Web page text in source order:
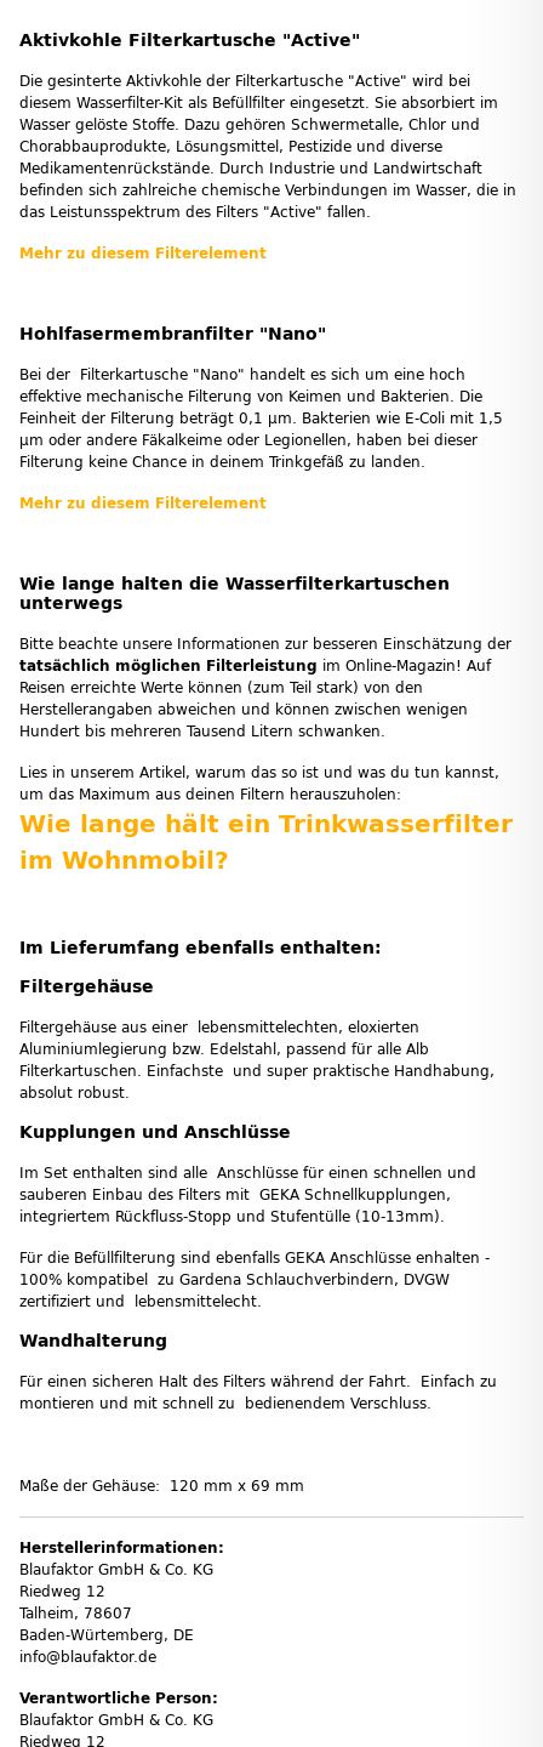
Aktivkohle Filterkartusche "Active"
Die gesinterte Aktivkohle der Filterkartusche "Active" wird bei
diesem Wasserfilter-Kit als Befüllfilter eingesetzt. Sie absorbiert im
Wasser gelöste Stoffe. Dazu gehören Schwermetalle, Chlor und
Chorabbauprodukte, Lösungsmittel, Pestizide und diverse
Medikamentenrückstände. Durch Industrie und Landwirtschaft
befinden sich zahlreiche chemische Verbindungen im Wasser, die in
das Leistunsspektrum des Filters "Active" fallen.
Mehr zu diesem Filterelement
Hohlfasermembranfilter "Nano"
Bei der Filterkartusche "Nano" handelt es sich um eine hoch
effektive mechanische Filterung von Keimen und Bakterien. Die
Feinheit der Filterung beträgt 0,1 µm. Bakterien wie E-Coli mit 1,5
µm oder andere Fäkalkeime oder Legionellen, haben bei dieser
Filterung keine Chance in deinem Trinkgefäß zu landen.
Mehr zu diesem Filterelement
Wie lange halten die Wasserfilterkartuschen
unterwegs
Bitte beachte unsere Informationen zur besseren Einschätzung der
tatsächlich möglichen Filterleistung im Online-Magazin! Auf
Reisen erreichte Werte können (zum Teil stark) von den
Herstellerangaben abweichen und können zwischen wenigen
Hundert bis mehreren Tausend Litern schwanken.
Lies in unserem Artikel, warum das so ist und was du tun kannst,
um das Maximum aus deinen Filtern herauszuholen:
Wie lange hält ein Trinkwasserfilter
im Wohnmobil?
Im Lieferumfang ebenfalls enthalten:
Filtergehäuse
Filtergehäuse aus einer lebensmittelechten, eloxierten
Aluminiumlegierung bzw. Edelstahl, passend für alle Alb
Filterkartuschen. Einfachste und super praktische Handhabung,
absolut robust.
Kupplungen und Anschlüsse
Im Set enthalten sind alle Anschlüsse für einen schnellen und
sauberen Einbau des Filters mit GEKA Schnellkupplungen,
integriertem Rückfluss-Stopp und Stufentülle (10-13mm).
Für die Befüllfilterung sind ebenfalls GEKA Anschlüsse enhalten -
100% kompatibel zu Gardena Schlauchverbindern, DVGW
zertifiziert und lebensmittelecht.
Wandhalterung
Für einen sicheren Halt des Filters während der Fahrt. Einfach zu
montieren und mit schnell zu bedienendem Verschluss.
Maße der Gehäuse: 120 mm x 69 mm
Herstellerinformationen:
Blaufaktor GmbH & Co. KG
Riedweg 12
Talheim, 78607
Baden-Würtemberg, DE
info@blaufaktor.de
Verantwortliche Person:
Blaufaktor GmbH & Co. KG
Riedweg 12